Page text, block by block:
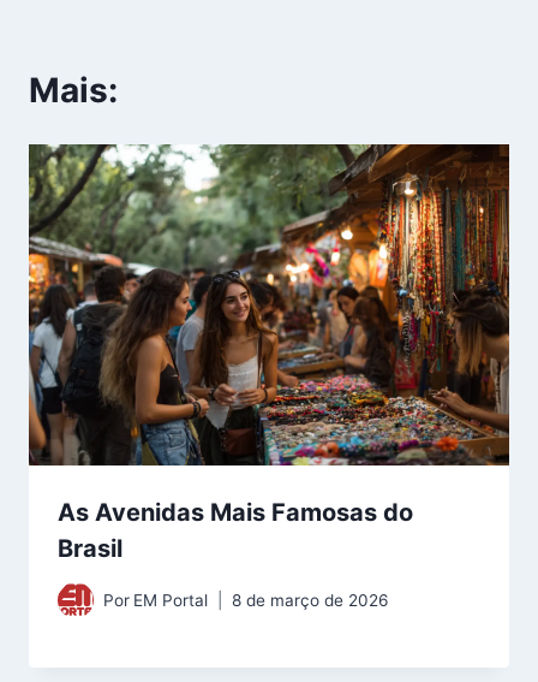
Mais:
As Avenidas Mais Famosas do
Brasil
Por EM Portal 8 de março de 2026